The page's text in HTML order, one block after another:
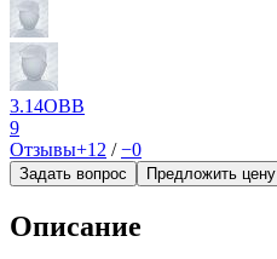
3.14ОВВ
9
Отзывы+12 /−0
Задать вопрос Предложить цену
Описание